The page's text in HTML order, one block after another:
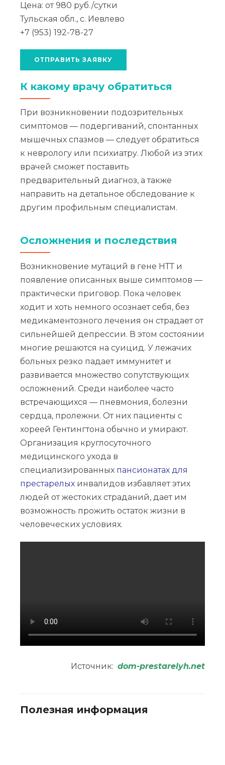
Цена: от 980 руб./сутки
Тульская обл., с. Иевлево
+7 (953) 192-78-27
ОТПРАВИТЬ ЗАЯВКУ
К какому врачу обратиться
При возникновении подозрительных
симптомов — подергиваний, спонтанных
мышечных спазмов — следует обратиться
к неврологу или психиатру. Любой из этих
врачей сможет поставить
предварительный диагноз, а также
направить на детальное обследование к
другим профильным специалистам.
Осложнения и последствия
Возникновение мутаций в гене НТТ и
появление описанных выше симптомов —
практически приговор. Пока человек
ходит и хоть немного осознает себя, без
медикаментозного лечения он страдает от
сильнейшей депрессии. В этом состоянии
многие решаются на суицид. У лежачих
больных резко падает иммунитет и
развивается множество сопутствующих
осложнений. Среди наиболее часто
встречающихся — пневмония, болезни
сердца, пролежни. От них пациенты с
хореей Гентингтона обычно и умирают.
Организация круглосуточного
медицинского ухода в
специализированных пансионатах для
престарелых инвалидов избавляет этих
людей от жестоких страданий, дает им
возможность прожить остаток жизни в
человеческих условиях.
Источник: dom-prestarelyh.net
Полезная информация